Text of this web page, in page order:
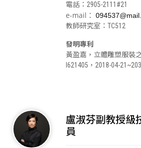
電話：2905-2111#21
e-mail：
教師研究室：TC512
發明專利
黃盈嘉，立體雕塑服裝
I621405，2018-04-
盧淑芬副教授級
員